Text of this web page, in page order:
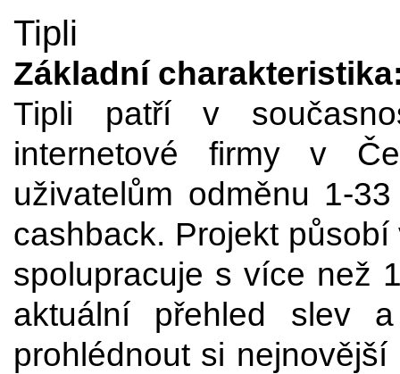
Tipli
Základní
Tipli patří v
internetové firmy v
uživatelům odměnu 1-
cashback. Projekt
spolupracuje s více než
aktuální přehled slev
prohlédnout si